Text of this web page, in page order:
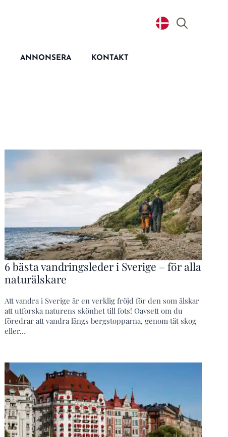
ANNONSERA KONTAKT
6 bästa vandringsleder i Sverige – för alla
naturälskare
Att vandra i Sverige är en verklig fröjd för den som älskar
att utforska naturens skönhet till fots! Oavsett om du
föredrar att vandra längs bergstopparna, genom tät skog
eller…